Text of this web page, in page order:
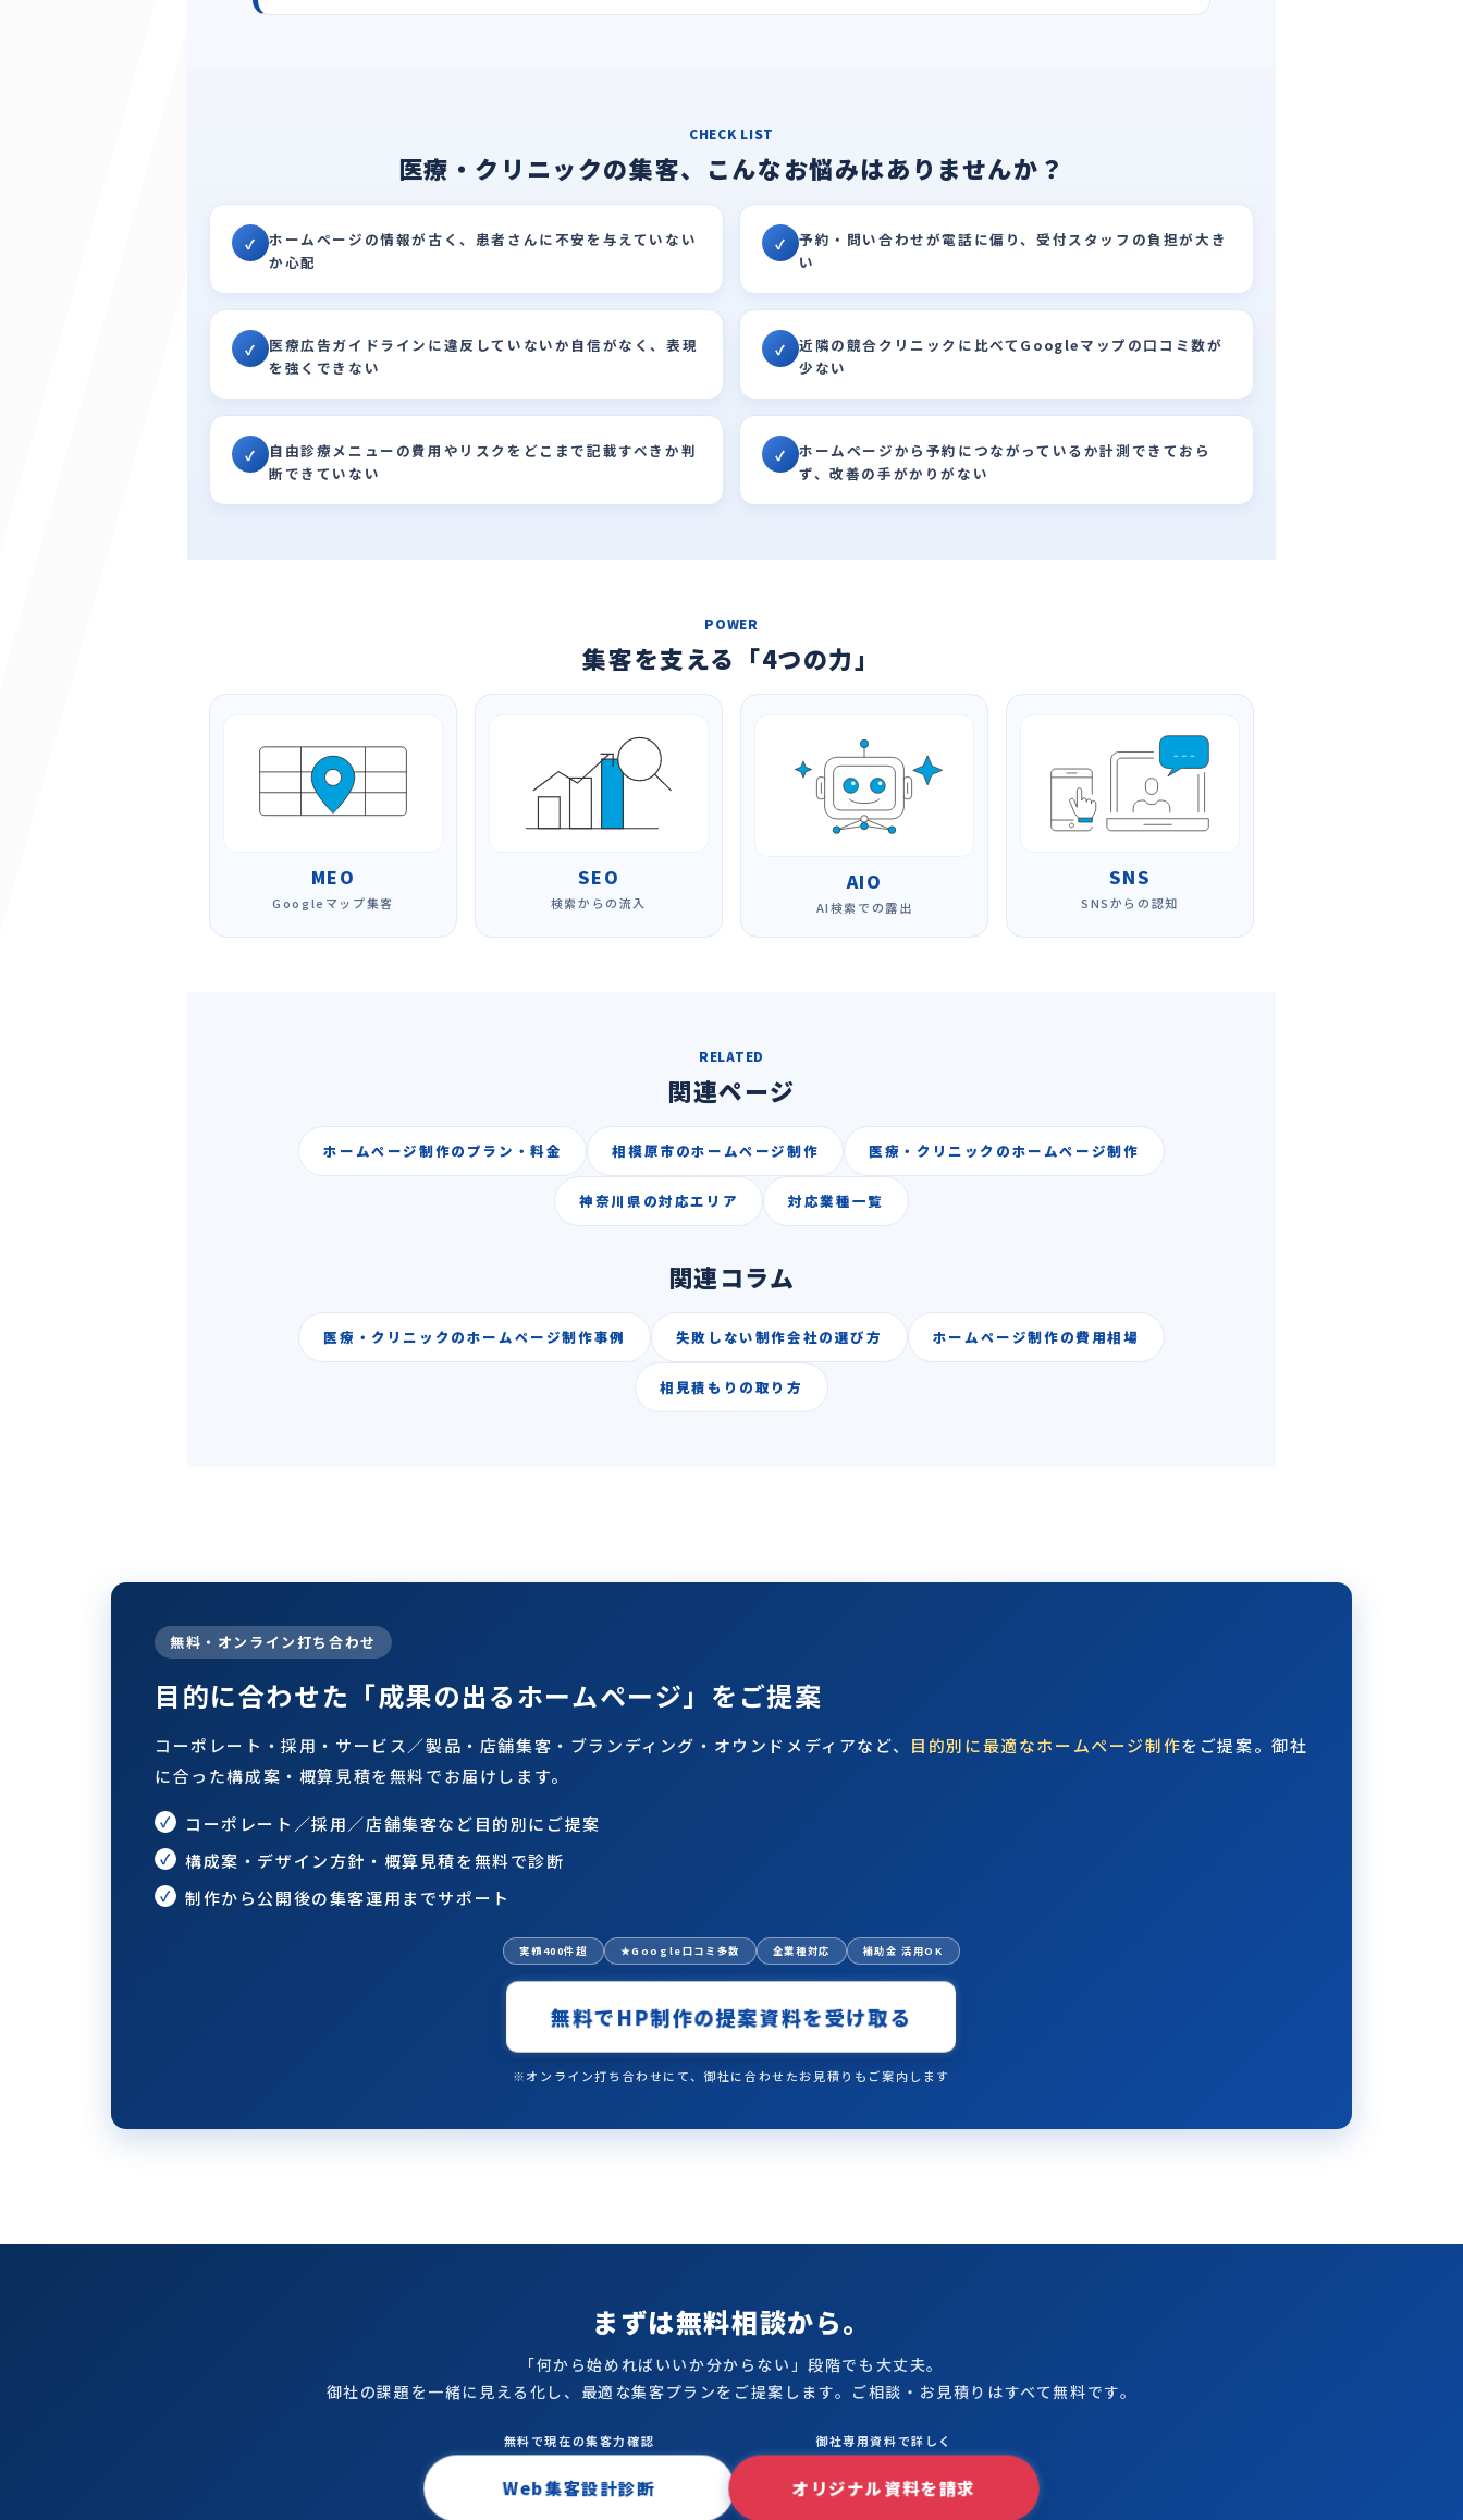
CHECK LIST
医療・クリニックの集客、こんなお悩みはありませんか？
✓
ホームページの情報が古く、患者さんに不安を与えていない
か心配
✓
予約・問い合わせが電話に偏り、受付スタッフの負担が大き
い
✓
医療広告ガイドラインに違反していないか自信がなく、表現
を強くできない
✓
近隣の競合クリニックに比べてGoogleマップの口コミ数が
少ない
✓
自由診療メニューの費用やリスクをどこまで記載すべきか判
断できていない
✓
ホームページから予約につながっているか計測できておら
ず、改善の手がかりがない
POWER
集客を支える「4つの力」
MEO
Googleマップ集客
SEO
検索からの流入
AIO
AI検索での露出
SNS
SNSからの認知
RELATED
関連ページ
ホームページ制作のプラン・料金 相模原市のホームページ制作 医療・クリニックのホームページ制作
神奈川県の対応エリア 対応業種一覧
関連コラム
医療・クリニックのホームページ制作事例 失敗しない制作会社の選び方 ホームページ制作の費用相場
相見積もりの取り方
無料・オンライン打ち合わせ
目的に合わせた「成果の出るホームページ」をご提案
コーポレート・採用・サービス／製品・店舗集客・ブランディング・オウンドメディアなど、 目的別に最適なホームページ制作をご提案。御社
に合った構成案・概算見積を無料でお届けします。
コーポレート／採用／店舗集客など目的別にご提案
構成案・デザイン方針・概算見積を無料で診断
制作から公開後の集客運用までサポート
実績400件超 ★Google口コミ多数 全業種対応 補助金 活用OK
無料でHP制作の提案資料を受け取る
※オンライン打ち合わせにて、御社に合わせたお見積りもご案内します
まずは無料相談から。
「何から始めればいいか分からない」段階でも大丈夫。
御社の課題を一緒に見える化し、最適な集客プランをご提案します。ご相談・お見積りはすべて無料です。
無料で現在の集客力確認
Web集客設計診断
御社専用資料で詳しく
オリジナル資料を請求